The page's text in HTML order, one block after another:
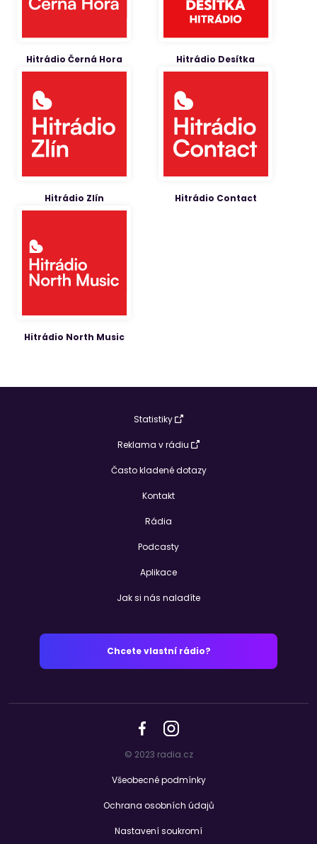
Hitrádio Černá Hora Hitrádio Desítka
Hitrádio Zlín Hitrádio Contact
Hitrádio North Music
Statistiky
Reklama v rádiu
Často kladené dotazy
Kontakt
Rádia
Podcasty
Aplikace
Jak si nás naladíte
Chcete vlastní rádio?
© 2023 radia.cz
Všeobecné podmínky
Ochrana osobních údajů
Nastavení soukromí